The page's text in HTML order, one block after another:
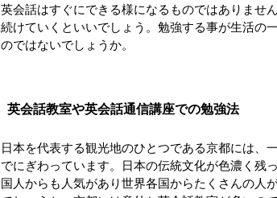
英会話はすぐにできる様になるものではありませ
続けていくといいでしょう。勉強する事が生活の
のではないでしょうか。
英会話教室や英会話通信講座での勉強法
日本を代表する観光地のひとつである京都には、
でにぎわっています。日本の伝統文化が色濃く残
国人からも人気があり世界各国からたくさんの人